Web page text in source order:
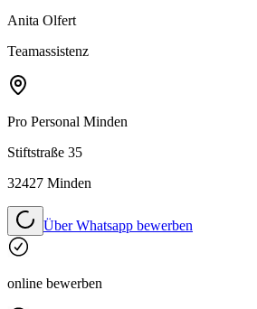
Anita Olfert
Teamassistenz
Pro Personal Minden
Stiftstraße 35
32427 Minden
Über Whatsapp bewerben
online bewerben